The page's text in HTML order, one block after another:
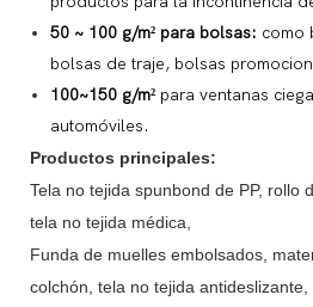
50 ~ 100 g/m² para bolsas: como
bolsas de traje, bolsas
100~150 g/m²para ventanas
automóviles.
Productos principales:
Tela no tejida spunbond de PP, rollo
tela no tejida médica,
Funda de muelles embolsados,
colchón, tela no tejida